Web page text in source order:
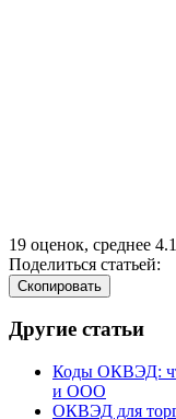
19 оценок, среднее
Поделиться статьей:
Cкопировать
Другие статьи
Коды ОКВЭД:
и ООО
ОКВЭД для